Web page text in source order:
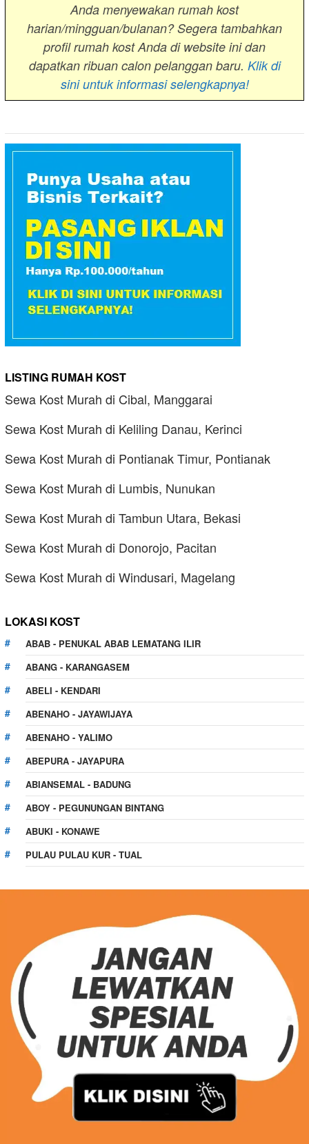
Anda menyewakan rumah kost
harian/mingguan/bulanan? Segera tambahkan
profil rumah kost Anda di website ini dan
dapatkan ribuan calon pelanggan baru. Klik di
sini untuk informasi selengkapnya!
LISTING RUMAH KOST
Sewa Kost Murah di Cibal, Manggarai
Sewa Kost Murah di Keliling Danau, Kerinci
Sewa Kost Murah di Pontianak Timur, Pontianak
Sewa Kost Murah di Lumbis, Nunukan
Sewa Kost Murah di Tambun Utara, Bekasi
Sewa Kost Murah di Donorojo, Pacitan
Sewa Kost Murah di Windusari, Magelang
LOKASI KOST
ABAB - PENUKAL ABAB LEMATANG ILIR
ABANG - KARANGASEM
ABELI - KENDARI
ABENAHO - JAYAWIJAYA
ABENAHO - YALIMO
ABEPURA - JAYAPURA
ABIANSEMAL - BADUNG
ABOY - PEGUNUNGAN BINTANG
ABUKI - KONAWE
PULAU PULAU KUR - TUAL